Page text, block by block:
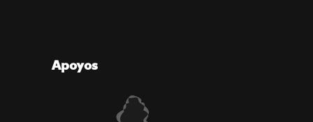
Apoyos